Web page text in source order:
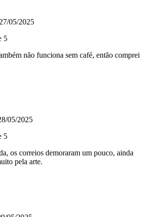
27/05/2025
5
não funciona sem café, então comprei
05/2025
5
os correios demoraram um pouco, ainda
pela arte.